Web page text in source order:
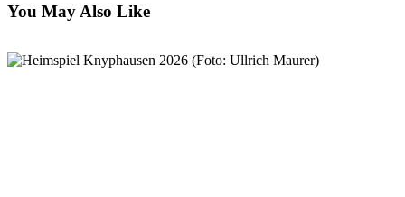
You May Also Like